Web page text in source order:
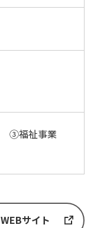
③福祉事業
サイト